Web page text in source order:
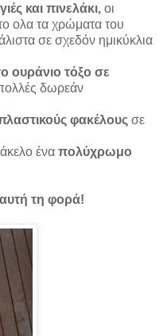
και πινελάκι, οι
ολα τα χρώματα του
σε σχεδόν ημικύκλια
ουράνιο τόξο σε
δωρεάν
φακέλους σε
ένα πολύχρωμο
αυτή τη φορά!